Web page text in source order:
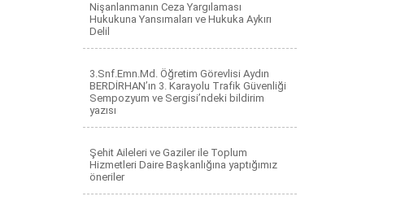
Nişanlanmanın Ceza Yargılaması
Hukukuna Yansımaları ve Hukuka Aykırı
Delil
3.Snf.Emn.Md. Öğretim Görevlisi Aydın
BERDİRHAN’ın 3. Karayolu Trafik Güvenliği
Sempozyum ve Sergisi’ndeki bildirim
yazısı
Şehit Aileleri ve Gaziler ile Toplum
Hizmetleri Daire Başkanlığına yaptığımız
öneriler